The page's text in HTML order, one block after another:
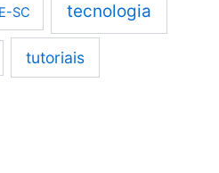
SC tecnologia
tutoriais